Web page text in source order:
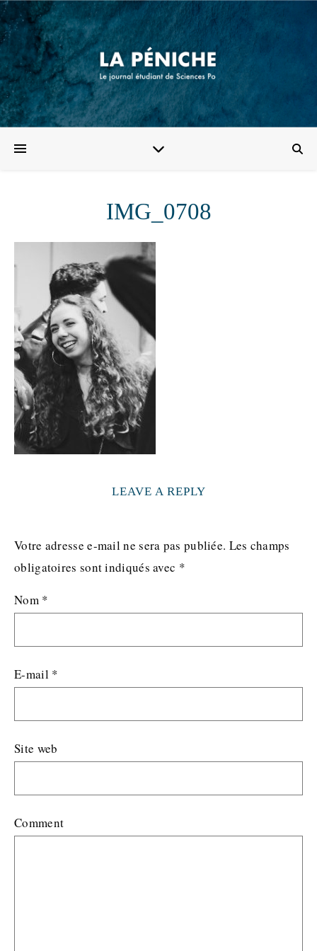
IMG_0708
LEAVE A REPLY
Votre adresse e-mail ne sera pas publiée. Les champs
obligatoires sont indiqués avec *
Nom *
E-mail *
Site web
Comment